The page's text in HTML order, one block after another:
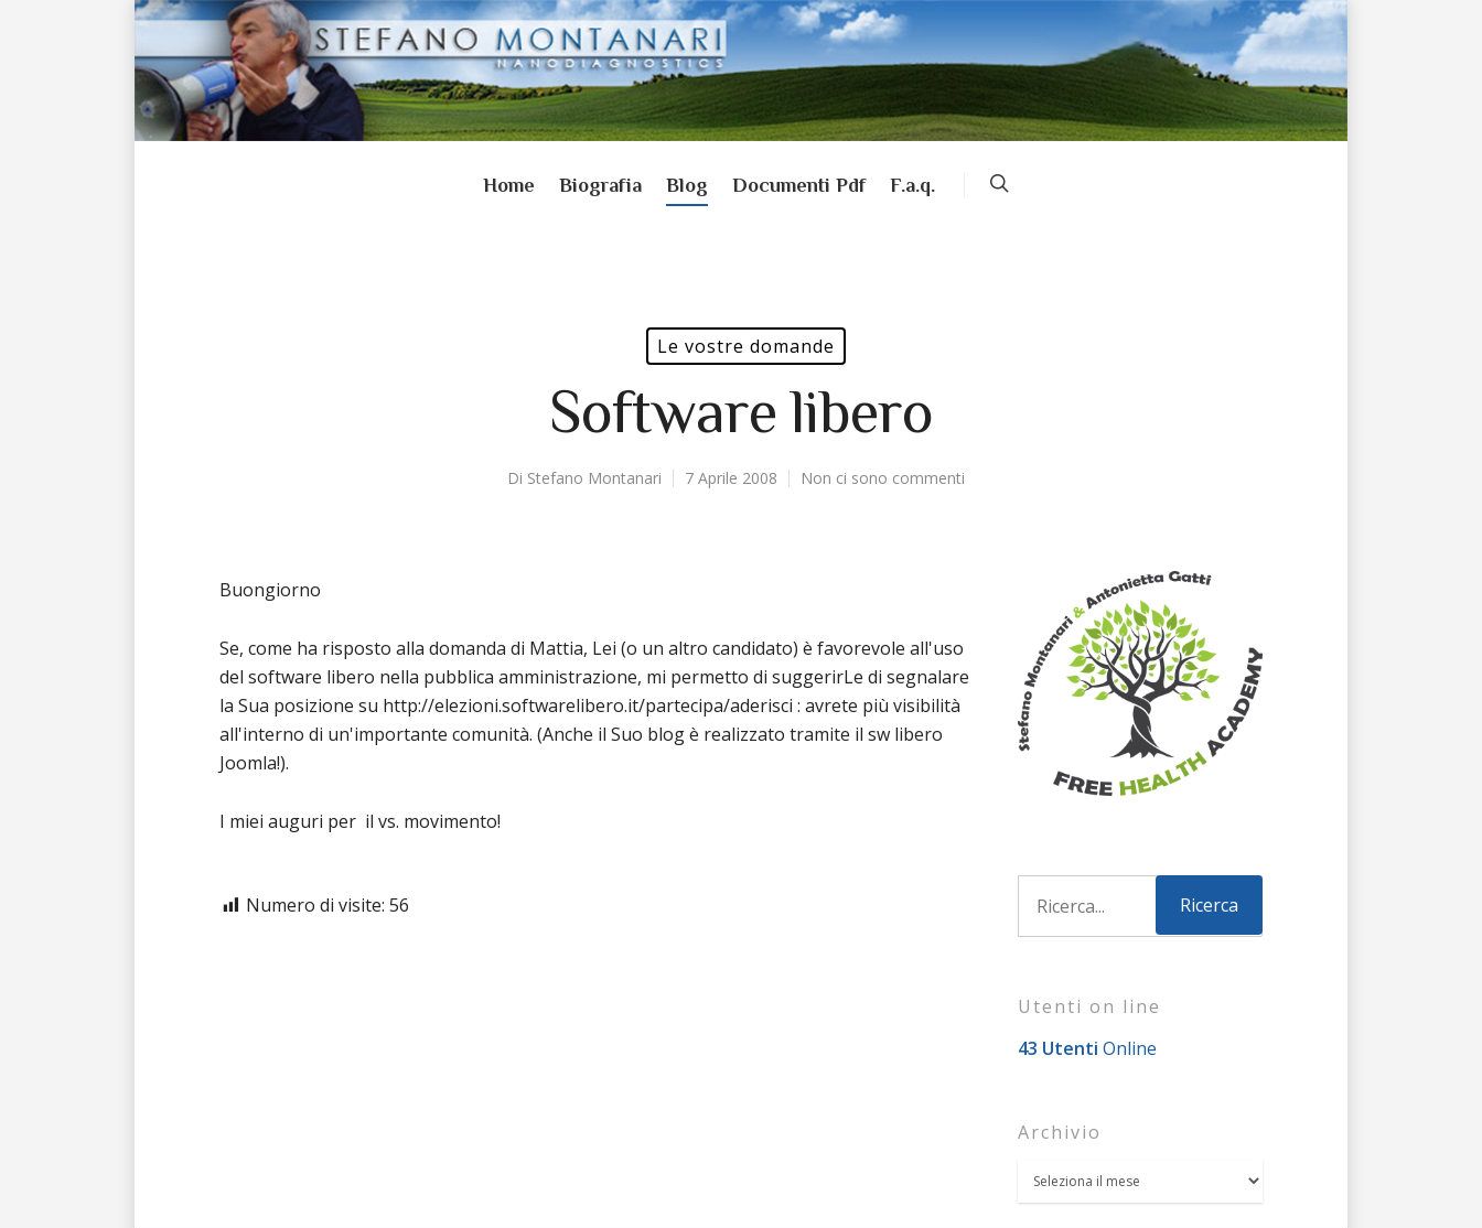
Home Biografia Blog Documenti Pdf F.a.q.
Le vostre domande
Software libero
Di Stefano Montanari 7 Aprile 2008 Non ci sono commenti
Buongiorno
Se, come ha risposto alla domanda di Mattia, Lei (o un altro candidato) è favorevole all'uso
del software libero nella pubblica amministrazione, mi permetto di suggerirLe di segnalare
la Sua posizione su http://elezioni.softwarelibero.it/partecipa/aderisci : avrete più visibilità
all'interno di un'importante comunità. (Anche il Suo blog è realizzato tramite il sw libero
Joomla!).
I miei auguri per il vs. movimento!
Numero di visite: 56
Utenti on line
43 Utenti Online
Archivio